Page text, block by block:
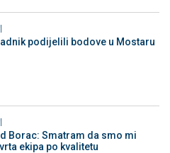
podijelili bodove u Mostaru
Borac: Smatram da smo mi
ekipa po kvalitetu